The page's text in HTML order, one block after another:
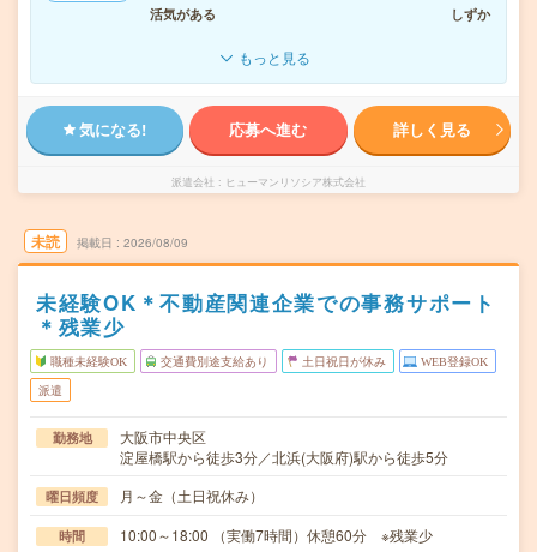
活気がある
しずか
もっと見る
気になる! 応募へ進む 詳しく見る
派遣会社 ヒューマンリソシア株式会社
未読 掲載日 2026/08/09
未経験OK＊不動産関連企業での事務サポート
＊残業少
職種未経験OK 交通費別途支給あり 土日祝日が休み WEB登録OK
派遣
勤務地
大阪市中央区
淀屋橋駅から徒歩3分／北浜(大阪府)駅から徒歩5分
曜日頻度 月～金（土日祝休み）
時間 10:00～18:00 （実働7時間）休憩60分 ※残業少